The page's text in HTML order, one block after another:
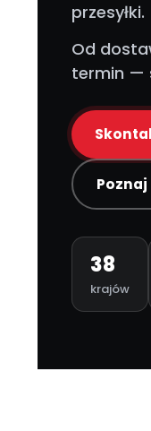
przesyłki.
Od
termin —
Poznaj
38
krajów